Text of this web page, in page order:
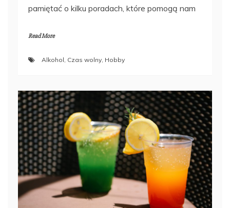
pamiętać o kilku poradach, które pomogą nam
Read More
Alkohol, Czas wolny, Hobby